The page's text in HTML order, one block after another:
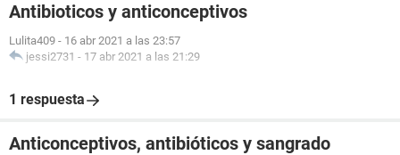
Antibioticos y anticonceptivos
Lulita409 - 16 abr 2021 a las 23:57
jessi2731 - 17 abr 2021 a las 21:29
1 respuesta
Anticonceptivos, antibióticos y sangrado